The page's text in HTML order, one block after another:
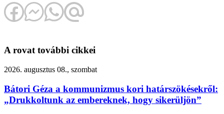
A rovat további cikkei
2026. augusztus 08., szombat
Bátori Géza a kommunizmus kori határszökésekről:
„Drukkoltunk az embereknek, hogy sikerüljön”